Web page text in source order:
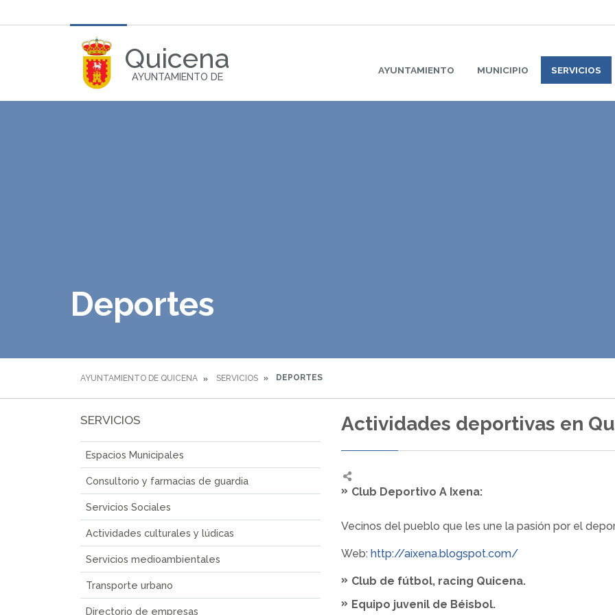
Quicena
AYUNTAMIENTO DE
AYUNTAMIENTO MUNICIPIO SERVICIOS
Deportes
AYUNTAMIENTO DE QUICENA SERVICIOS DEPORTES
SERVICIOS
Espacios Municipales
Consultorio y farmacias de guardia
Servicios Sociales
Actividades culturales y lúdicas
Servicios medioambientales
Transporte urbano
Directorio de empresas
Actividades deportivas en
Club Deportivo A Ixena:
Vecinos del pueblo que les une la pasión por el
Web: http://aixena.blogspot.com/
Club de fútbol, racing Quicena.
Equipo juvenil de Béisbol.